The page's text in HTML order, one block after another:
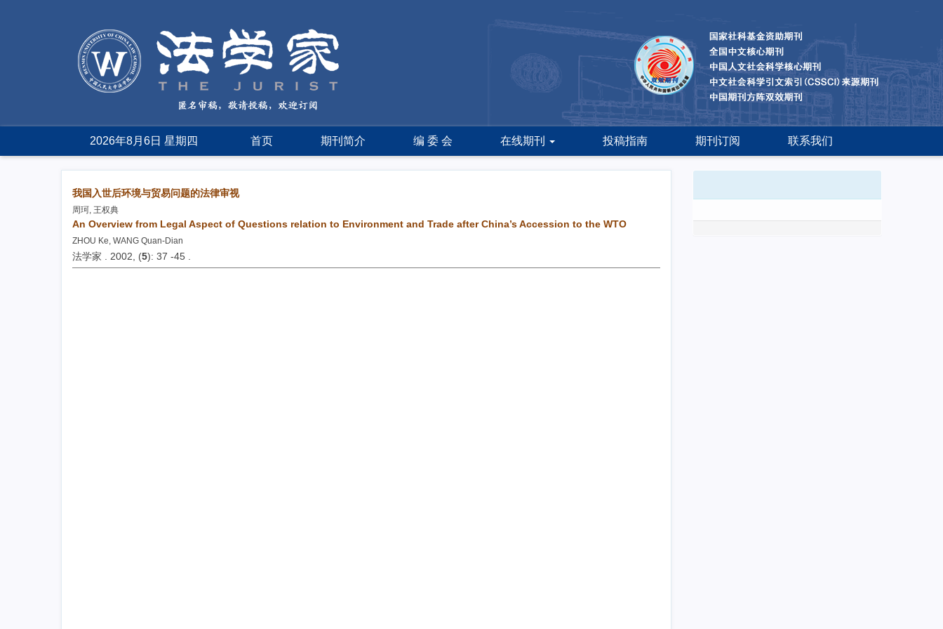
2026年8月6日 星期四 首页 期刊简介 编 委 会 在线期刊 投稿指南 期刊订阅 联系我们
我国入世后环境与贸易问题的法律审视
周珂, 王权典
An Overview from Legal Aspect of Questions relation to Environment and Trade after China’s Accession to the WTO
ZHOU Ke, WANG Quan-Dian
法学家 . 2002, (5): 37 -45 .